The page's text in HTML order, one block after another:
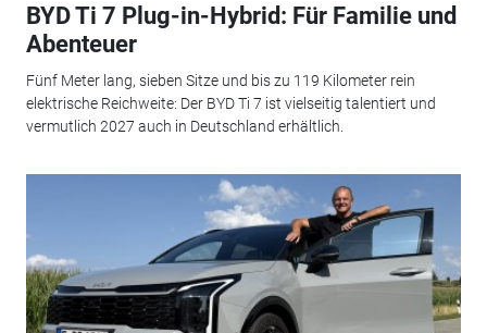
BYD Ti 7 Plug-in-Hybrid: Für Familie und
Abenteuer
Fünf Meter lang, sieben Sitze und bis zu 119 Kilometer rein
elektrische Reichweite: Der BYD Ti 7 ist vielseitig talentiert und
vermutlich 2027 auch in Deutschland erhältlich.